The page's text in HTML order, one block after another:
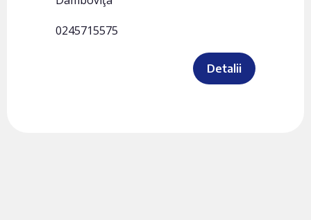
0245715575
Detalii